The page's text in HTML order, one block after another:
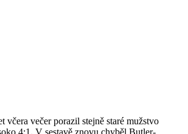
včera večer porazil stejně staré mužstvo
4:1. V sestavě znovu chyběl Butler-